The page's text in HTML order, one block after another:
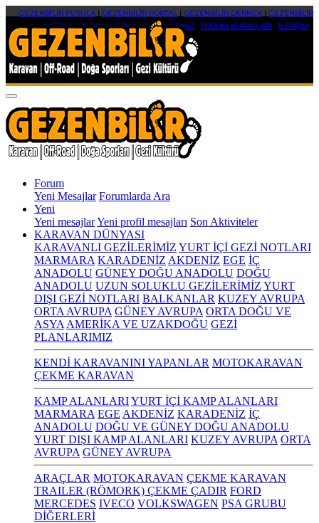
GEZENBİLİR PUSULA| GEZENBİLİR PORTAL| GEZENBİLİR DERNEK| GEZENBİLİR
MEDYA|SOSYAL MEDYA HESAPLARIMIZ FORUM KURALLARI İLETİŞİM
Forum
Yeni Mesajlar Forumlarda Ara
Yeni
Yeni mesajlarYeni profil mesajları Son Aktiviteler
KARAVAN DÜNYASI
KARAVANLI GEZİLERİMİZ YURT İÇİ GEZİ NOTLARI
MARMARA KARADENİZ AKDENİZ EGE İÇ
ANADOLU GÜNEY DOĞU ANADOLU DOĞU
ANADOLU UZUN SOLUKLU GEZİLERİMİZ YURT
DIŞI GEZİ NOTLARI BALKANLAR KUZEY AVRUPA
ORTA AVRUPA GÜNEY AVRUPA ORTA DOĞU VE
ASYA AMERİKA VE UZAKDOĞU GEZİ
PLANLARIMIZ
KENDİ KARAVANINI YAPANLAR MOTOKARAVAN
ÇEKME KARAVAN
KAMP ALANLARIYURT İÇİ KAMP ALANLARI
MARMARA EGE AKDENİZ KARADENİZ İÇ
ANADOLU DOĞU VE GÜNEY DOĞU ANADOLU
YURT DIŞI KAMP ALANLARI KUZEY AVRUPA ORTA
AVRUPA GÜNEY AVRUPA
ARAÇLAR MOTOKARAVAN ÇEKME KARAVAN
TRAILER (RÖMORK) ÇEKME ÇADIR FORD
MERCEDES IVECO VOLKSWAGEN PSA GRUBU
DİĞERLERİ